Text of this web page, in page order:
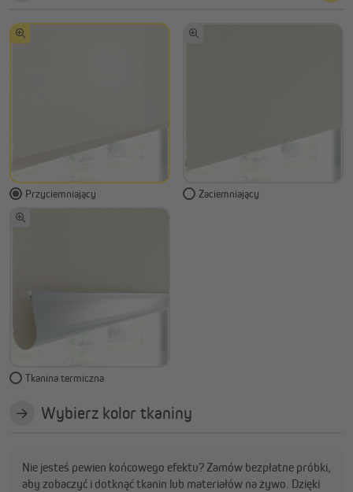
Przyciemniający Zaciemniający
Tkanina termiczna
Wybierz kolor tkaniny
Nie jesteś pewien końcowego efektu? Zamów bezpłatne próbki,
aby zobaczyć i dotknąć tkanin lub materiałów na żywo. Dzięki